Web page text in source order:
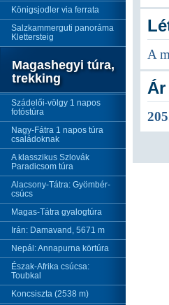
Königsjodler via ferrata
Salzkammerguti panoráma
Klettersteig
Magashegyi túra,
trekking
Szádelői-völgy 1 napos
fotóstúra
Nagy-Fátra 1 napos túra
családoknak
A klasszikus Szlovák
Paradicsom túra
Alacsony-Tátra: Gyömbér-
csúcs
Magas-Tátra gyalogtúra
Irán: Damavand, 5671 m
Nepál: Annapurna körtúra
Észak-Afrika csúcsa:
Toubkal
Koncsiszta (2538 m)
A
Ár